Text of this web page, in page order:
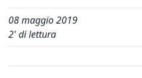
08 maggio 2019
2' di lettura